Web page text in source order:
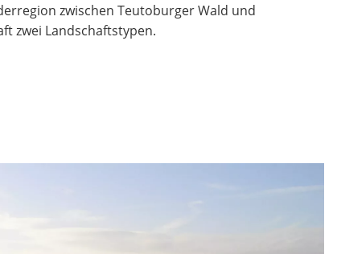
zwischen Teutoburger Wald und
zwei Landschaftstypen.